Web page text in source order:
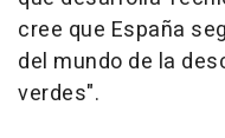
cree que España
del mundo de la
verdes".